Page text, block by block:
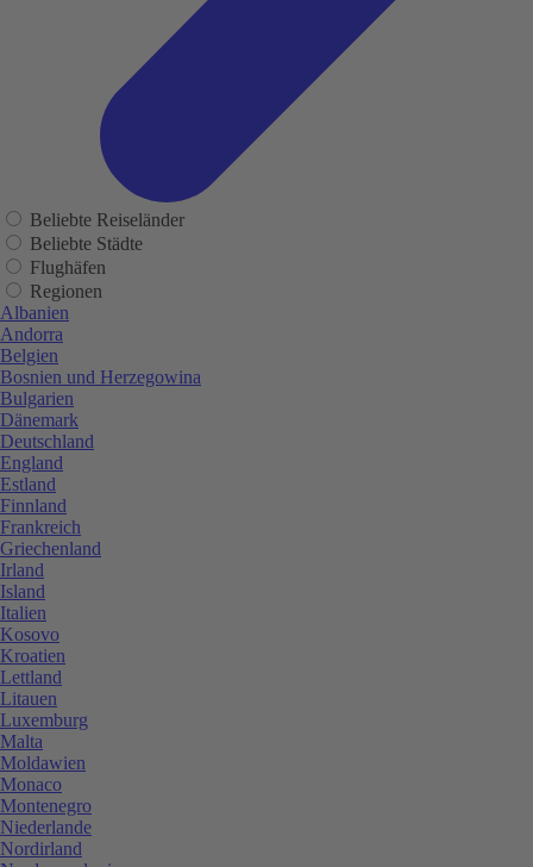
Beliebte Reiseländer
Beliebte Städte
Flughäfen
Regionen
Albanien
Andorra
Belgien
Bosnien und Herzegowina
Bulgarien
Dänemark
Deutschland
England
Estland
Finnland
Frankreich
Griechenland
Irland
Island
Italien
Kosovo
Kroatien
Lettland
Litauen
Luxemburg
Malta
Moldawien
Monaco
Montenegro
Niederlande
Nordirland